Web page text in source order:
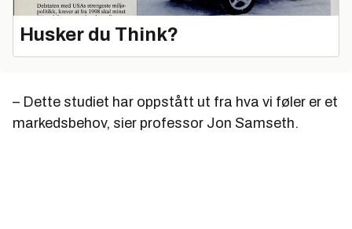
Husker du Think?
– Dette studiet har oppstått ut fra hva vi føler er et
markedsbehov, sier professor Jon Samseth.